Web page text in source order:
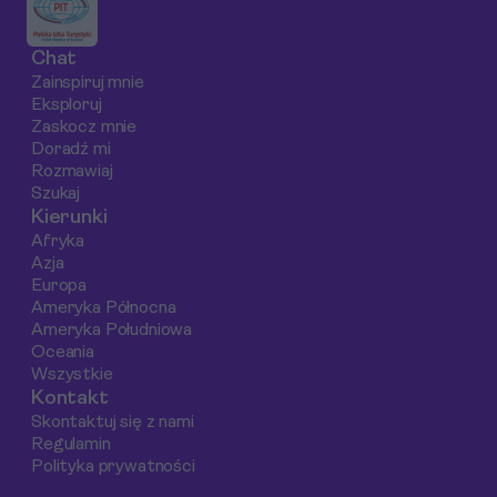
oraz jak sprawić, by
Twój pobyt był
niezapomniany.
Chat
Zainspiruj mnie
Eksploruj
Zaskocz mnie
Doradź mi
Rozmawiaj
Szukaj
Kierunki
Afryka
Azja
Europa
Ameryka Północna
Ameryka Południowa
Oceania
Wszystkie
Kontakt
Skontaktuj się z nami
Regulamin
Polityka prywatności